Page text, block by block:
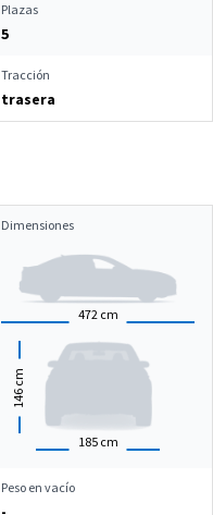
Plazas
5
Tracción
trasera
Dimensiones
472 cm
185 cm
146
cm
Peso en vacío